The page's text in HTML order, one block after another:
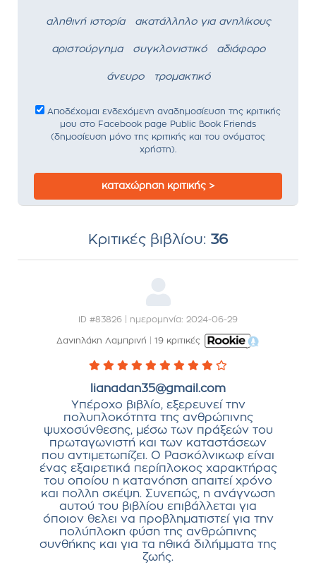
αληθινή ιστορία ακατάλληλο για ανηλίκους
αριστούργημα συγκλονιστικό αδιάφορο
άνευρο τρομακτικό
Αποδέχομαι ενδεχόμενη αναδημοσίευση της κριτικής
μου στο Facebook page Public Book Friends
(δημοσίευση μόνο της κριτικής και του ονόματος
χρήστη).
καταχώρηση κριτικής >
Κριτικές βιβλίου: 36
ID #83826 | ημερομηνία: 2024-06-29
Δανιηλάκη Λαμπρινή 19 κριτικές
lianadan35@gmail.com
Υπέροχο βιβλίο, εξερευνεί την
πολυπλοκότητα της ανθρώπινης
ψυχοσύνθεσης, μέσω των πράξεών του
πρωταγωνιστή και των καταστάσεων
που αντιμετωπίζει. Ο Ρασκόλνικωφ είναι
ένας εξαιρετικά περίπλοκος χαρακτήρας
του οποίου η κατανόηση απαιτεί χρόνο
και πολλη σκέψη. Συνεπώς, η ανάγνωση
αυτού του βιβλίου επιβάλλεται για
όποιον θελει να προβληματιστεί για την
πολύπλοκη φύση της ανθρώπινης
συνθήκης και για τα ηθικά διλήμματα της
ζωής.